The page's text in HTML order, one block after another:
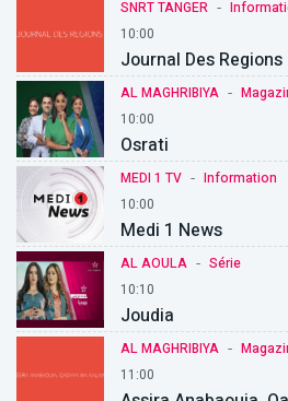
SNRT TANGER -
10:00
Journal Des Regions
AL MAGHRIBIYA -
10:00
Osrati
MEDI 1 TV - Information
10:00
Medi 1 News
AL AOULA - Série
10:10
Joudia
AL MAGHRIBIYA -
11:00